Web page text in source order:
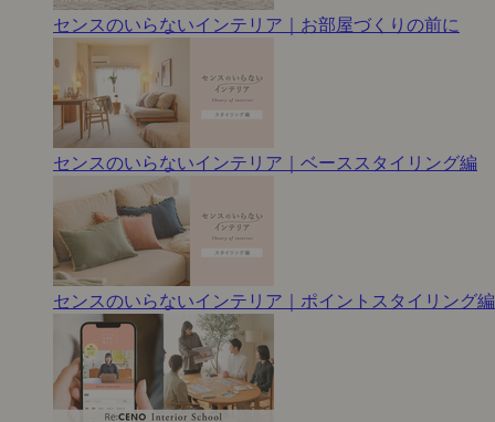
センスのいらないインテリア｜お部屋づくりの前に
センスのいらないインテリア｜ベーススタイリング編
センスのいらないインテリア｜ポイントスタイリング編